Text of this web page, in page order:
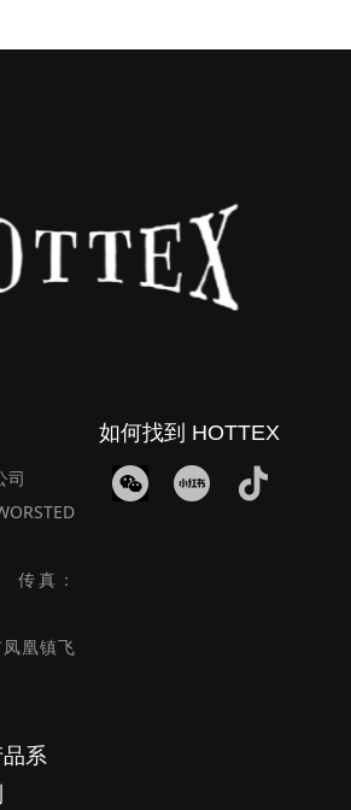
司
传真：
凰镇飞
如何找到 HOTTEX
品系